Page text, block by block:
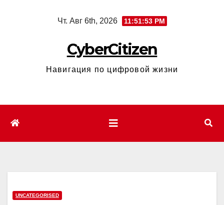
Чт. Авг 6th, 2026 11:51:54 PM
CyberCitizen
Навигация по цифровой жизни
UNCATEGORISED